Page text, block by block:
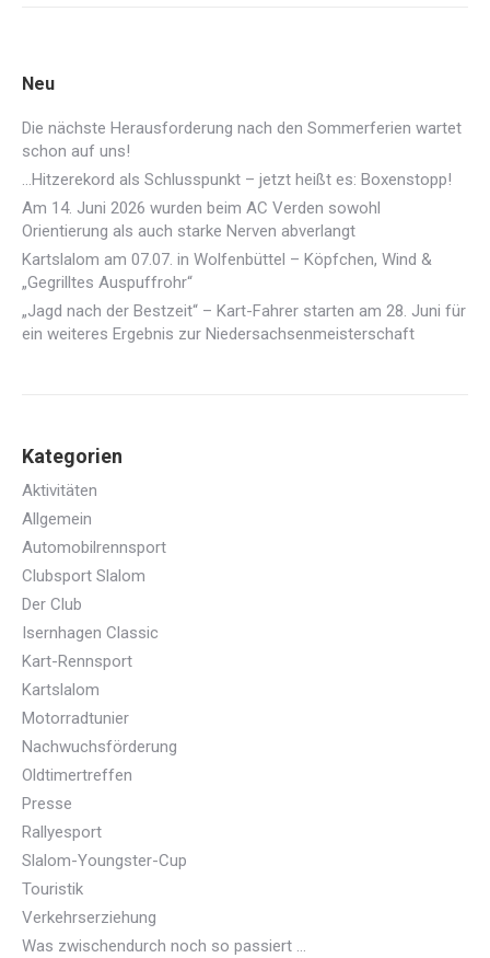
Neu
Die nächste Herausforderung nach den Sommerferien wartet
schon auf uns!
…Hitzerekord als Schlusspunkt – jetzt heißt es: Boxenstopp!
Am 14. Juni 2026 wurden beim AC Verden sowohl
Orientierung als auch starke Nerven abverlangt
Kartslalom am 07.07. in Wolfenbüttel – Köpfchen, Wind &
„Gegrilltes Auspuffrohr“
„Jagd nach der Bestzeit“ – Kart-Fahrer starten am 28. Juni für
ein weiteres Ergebnis zur Niedersachsenmeisterschaft
Kategorien
Aktivitäten
Allgemein
Automobilrennsport
Clubsport Slalom
Der Club
Isernhagen Classic
Kart-Rennsport
Kartslalom
Motorradtunier
Nachwuchsförderung
Oldtimertreffen
Presse
Rallyesport
Slalom-Youngster-Cup
Touristik
Verkehrserziehung
Was zwischendurch noch so passiert …